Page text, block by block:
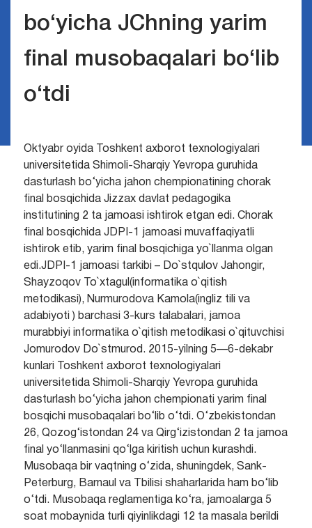
bo‘yicha JChning yarim
final musobaqalari bo‘lib
o‘tdi
Oktyabr oyida Toshkent axborot texnologiyalari
universitetida Shimoli-Sharqiy Yevropa guruhida
dasturlash bo‘yicha jahon chempionatining chorak
final bosqichida Jizzax davlat pedagogika
institutining 2 ta jamoasi ishtirok etgan edi. Chorak
final bosqichida JDPI-1 jamoasi muvaffaqiyatli
ishtirok etib, yarim final bosqichiga yo`llanma olgan
edi.JDPI-1 jamoasi tarkibi – Do`stqulov Jahongir,
Shayzoqov To`xtagul(informatika o`qitish
metodikasi), Nurmurodova Kamola(ingliz tili va
adabiyoti ) barchasi 3-kurs talabalari, jamoa
murabbiyi informatika o`qitish metodikasi o`qituvchisi
Jomurodov Do`stmurod. 2015-yilning 5—6-dekabr
kunlari Toshkent axborot texnologiyalari
universitetida Shimoli-Sharqiy Yevropa guruhida
dasturlash bo‘yicha jahon chempionati yarim final
bosqichi musobaqalari bo‘lib o‘tdi. O‘zbekistondan
26, Qozog‘istondan 24 va Qirg‘izistondan 2 ta jamoa
final yo‘llanmasini qo‘lga kiritish uchun kurashdi.
Musobaqa bir vaqtning o‘zida, shuningdek, Sank-
Peterburg, Barnaul va Tbilisi shaharlarida ham bo‘lib
o‘tdi. Musobaqa reglamentiga ko‘ra, jamoalarga 5
soat mobaynida turli qiyinlikdagi 12 ta masala berildi